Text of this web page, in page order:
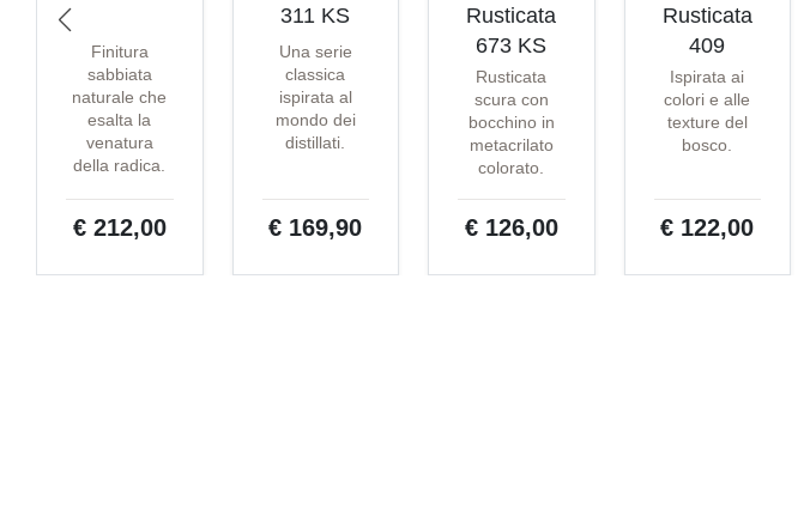
Finitura
sabbiata
naturale che
esalta la
venatura
della radica.
€ 212,00
311 KS
Una serie
classica
ispirata al
mondo dei
distillati.
€ 169,90
Rusticata
673 KS
Rusticata
scura con
bocchino in
metacrilato
colorato.
€ 126,00
Rusticata
409
Ispirata ai
colori e alle
texture del
bosco.
€ 122,00